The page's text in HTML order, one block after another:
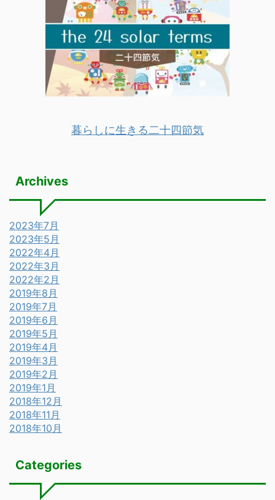
暮らしに生きる二十四節気
Archives
2023年7月
2023年5月
2022年4月
2022年3月
2022年2月
2019年8月
2019年7月
2019年6月
2019年5月
2019年4月
2019年3月
2019年2月
2019年1月
2018年12月
2018年11月
2018年10月
Categories